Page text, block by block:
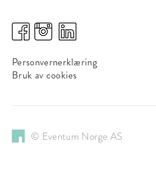
Personvernerklæring
Bruk av cookies
© Eventum Norge AS